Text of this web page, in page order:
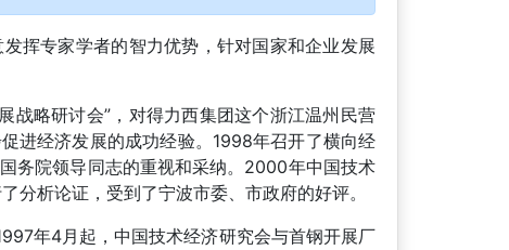
挥专家学者的智力优势，针对国家和企业发展
战略研讨会”，对得力西集团这个浙江温州民营
进经济发展的成功经验。1998年召开了横向经
务院领导同志的重视和采纳。2000年中国技术
分析论证，受到了宁波市委、市政府的好评。
年4月起，中国技术经济研究会与首钢开展厂